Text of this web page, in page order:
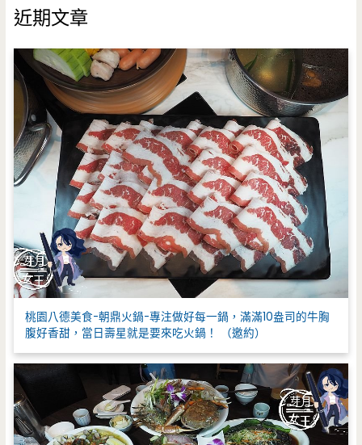
鍵
字
:
近期文章
桃園八德美食-朝鼎火鍋-專注做好每一鍋，滿滿10盎司的牛胸
腹好香甜，當日壽星就是要來吃火鍋！ （邀約）